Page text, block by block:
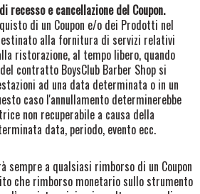
e cancellazione del Coupon.
di un Coupon e/o dei Prodotti nel
alla fornitura di servizi relativi
ristorazione, al tempo libero, quando
contratto BoysClub Barber Shop si
ad una data determinata o in un
caso l'annullamento determinerebbe
non recuperabile a causa della
data, periodo, evento ecc.
sempre a qualsiasi rimborso di un Coupon
che rimborso monetario sullo strumento